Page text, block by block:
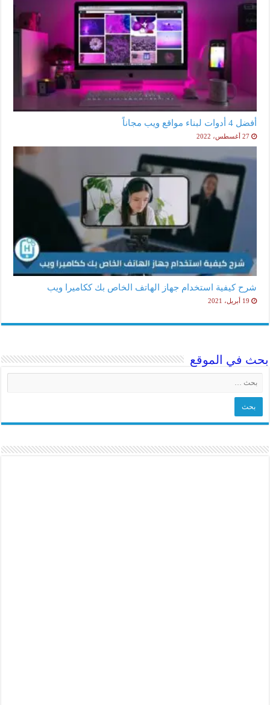
أفضل 4 أدوات لبناء مواقع ويب مجاناً
27 أغسطس، 2022
شرح كيفية استخدام جهاز الهاتف الخاص بك ككاميرا ويب
19 أبريل، 2021
بحث في الموقع